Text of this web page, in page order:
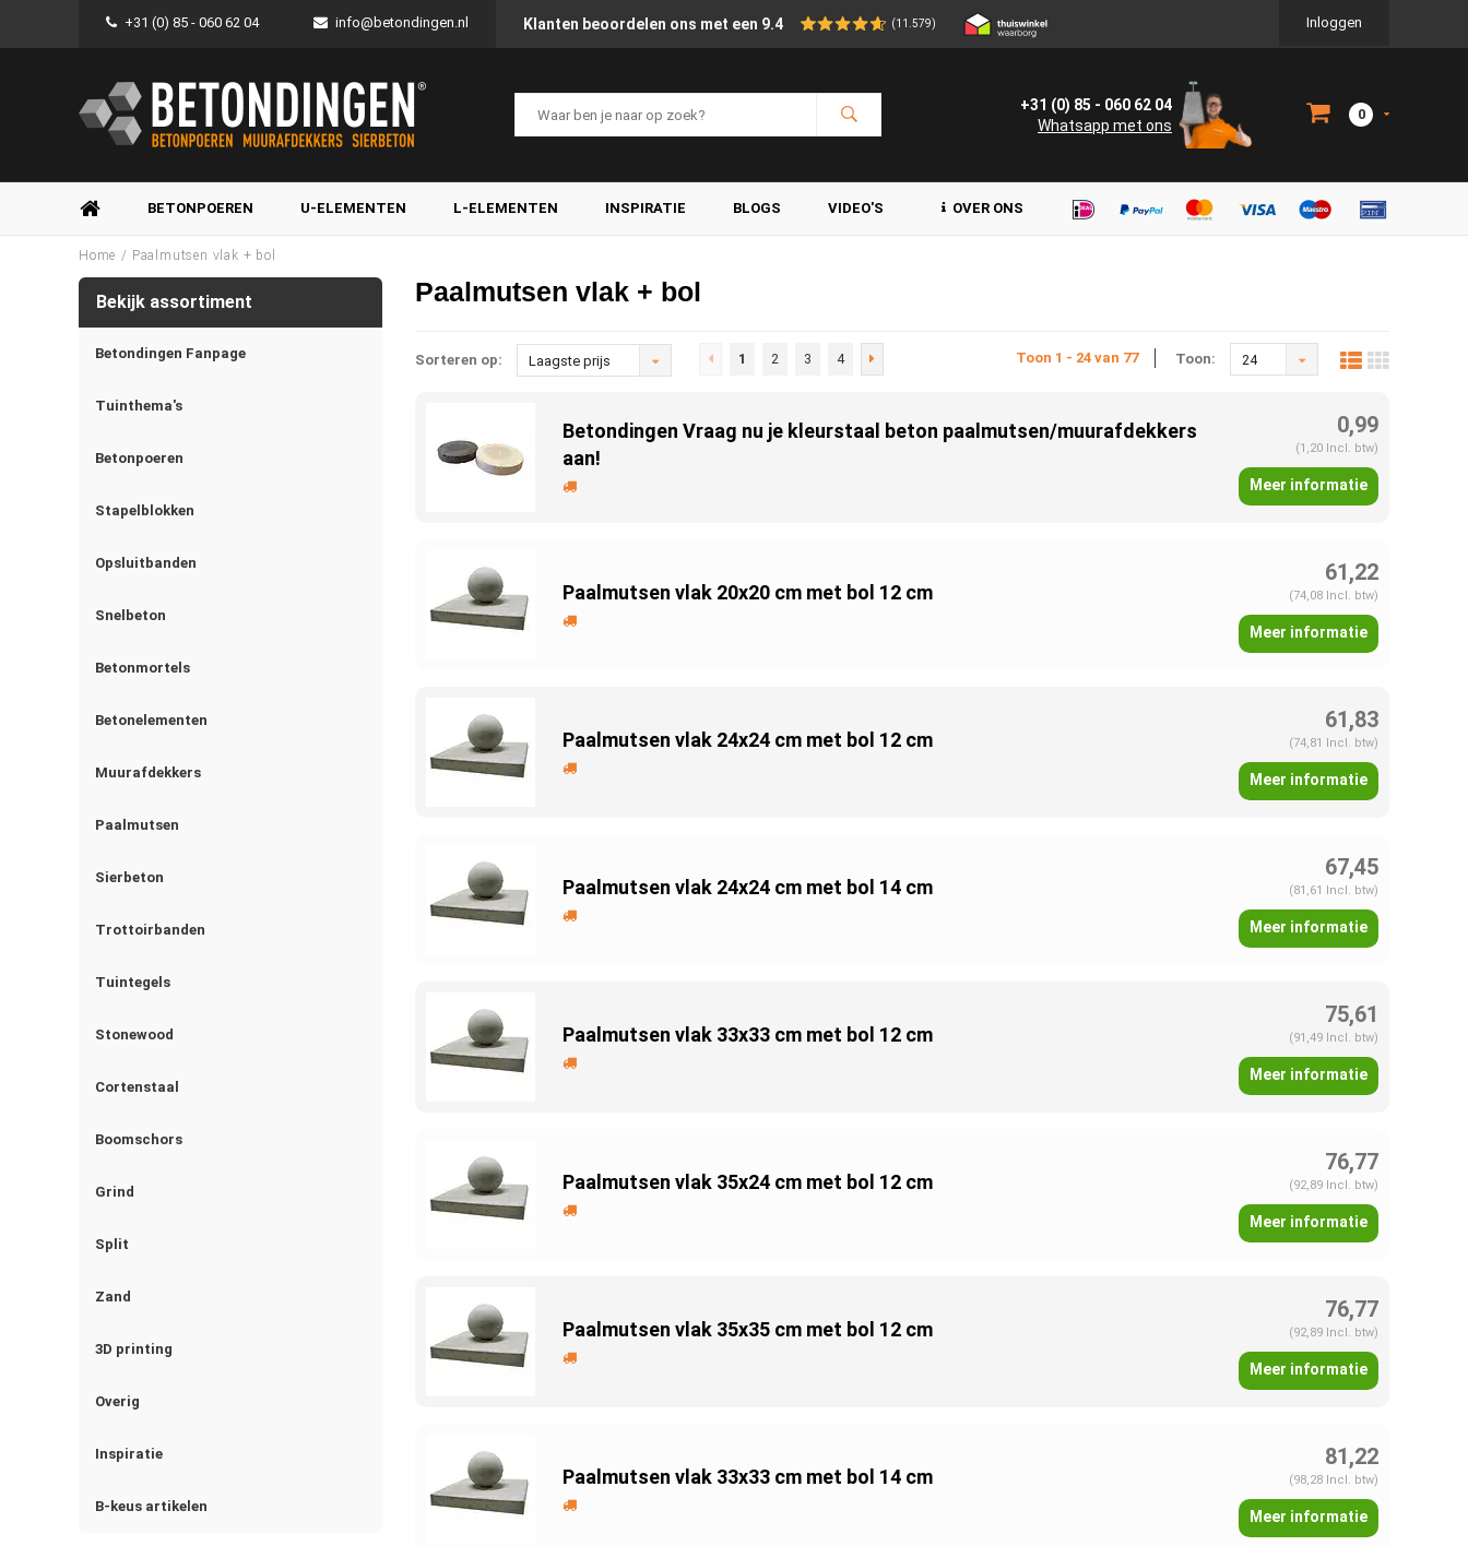
+31 (0) 85 - 060 62 04 info@betondingen.nl Klanten beoordelen ons met een 9.4 (11.579) Inloggen
+31 (0) 85 - 060 62 04
Whatsapp met ons
0
BETONPOEREN U-ELEMENTEN L-ELEMENTEN INSPIRATIE BLOGS VIDEO'S OVER ONS
Home / Paalmutsen vlak + bol
Bekijk assortiment
Betondingen Fanpage
Tuinthema's
Betonpoeren
Stapelblokken
Opsluitbanden
Snelbeton
Betonmortels
Betonelementen
Muurafdekkers
Paalmutsen
Sierbeton
Trottoirbanden
Tuintegels
Stonewood
Cortenstaal
Boomschors
Grind
Split
Zand
3D printing
Overig
Inspiratie
B-keus artikelen
Paalmutsen vlak + bol
Sorteren op: Laagste prijs 1 2 3 4 Toon 1 - 24 van 77 Toon: 24
Betondingen Vraag nu je kleurstaal beton paalmutsen/muurafdekkers
aan!
0,99
(1,20 Incl. btw)
Meer informatie
Paalmutsen vlak 20x20 cm met bol 12 cm
61,22
(74,08 Incl. btw)
Meer informatie
Paalmutsen vlak 24x24 cm met bol 12 cm
61,83
(74,81 Incl. btw)
Meer informatie
Paalmutsen vlak 24x24 cm met bol 14 cm
67,45
(81,61 Incl. btw)
Meer informatie
Paalmutsen vlak 33x33 cm met bol 12 cm
75,61
(91,49 Incl. btw)
Meer informatie
Paalmutsen vlak 35x24 cm met bol 12 cm
76,77
(92,89 Incl. btw)
Meer informatie
Paalmutsen vlak 35x35 cm met bol 12 cm
76,77
(92,89 Incl. btw)
Meer informatie
Paalmutsen vlak 33x33 cm met bol 14 cm
81,22
(98,28 Incl. btw)
Meer informatie